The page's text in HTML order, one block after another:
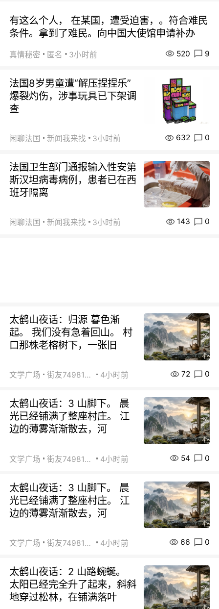
有这么个人， 在某国，遭受迫害，。符合难民
条件。拿到了难民。向中国大使馆申请补办
真情秘密 匿名 3小时前 520 9
法国8岁男童遭“解压捏捏乐”
爆裂灼伤，涉事玩具已下架调
查
闲聊法国 新闻我来找 3小时前 632 0
法国卫生部门通报输入性安第
斯汉坦病毒病例，患者已在西
班牙隔离
闲聊法国 新闻我来找 3小时前 143 0
太鹤山夜话：归源 暮色渐
起。 我们没有急着回山。 村
口那株老榕树下，一张旧
文学广场 街友74981146 4小时前 72 0
太鹤山夜话：3 山脚下。 晨
光已经铺满了整座村庄。 江
边的薄雾渐渐散去，河
文学广场 街友74981146 4小时前 54 0
太鹤山夜话：3 山脚下。 晨
光已经铺满了整座村庄。 江
边的薄雾渐渐散去，河
文学广场 街友74981146 4小时前 66 0
太鹤山夜话：2 山路蜿蜒。
太阳已经完全升了起来，斜斜
地穿过松林，在铺满落叶